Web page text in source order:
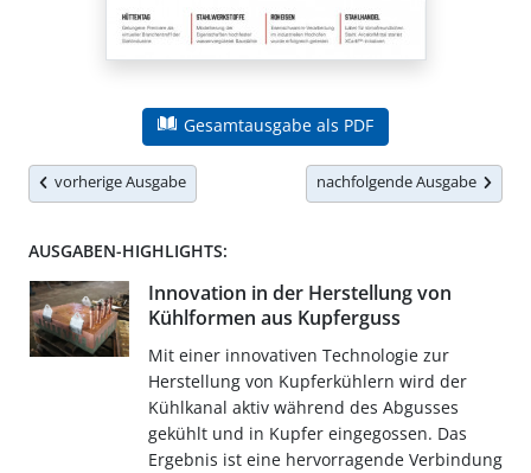
Gesamtausgabe als PDF
vorherige Ausgabe nachfolgende Ausgabe
AUSGABEN-HIGHLIGHTS:
Innovation in der Herstellung von
Kühlformen aus Kupferguss
Mit einer innovativen Technologie zur
Herstellung von Kupferkühlern wird der
Kühlkanal aktiv während des Abgusses
gekühlt und in Kupfer eingegossen. Das
Ergebnis ist eine hervorragende Verbindung